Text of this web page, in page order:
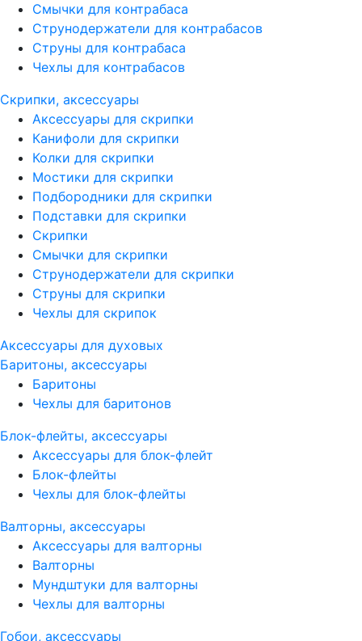
Смычки для контрабаса
Струнодержатели для контрабасов
Струны для контрабаса
Чехлы для контрабасов
Скрипки, аксессуары
Аксессуары для скрипки
Канифоли для скрипки
Колки для скрипки
Мостики для скрипки
Подбородники для скрипки
Подставки для скрипки
Скрипки
Смычки для скрипки
Струнодержатели для скрипки
Струны для скрипки
Чехлы для скрипок
Аксессуары для духовых
Баритоны, аксессуары
Баритоны
Чехлы для баритонов
Блок-флейты, аксессуары
Аксессуары для блок-флейт
Блок-флейты
Чехлы для блок-флейты
Валторны, аксессуары
Аксессуары для валторны
Валторны
Мундштуки для валторны
Чехлы для валторны
Гобои, аксессуары